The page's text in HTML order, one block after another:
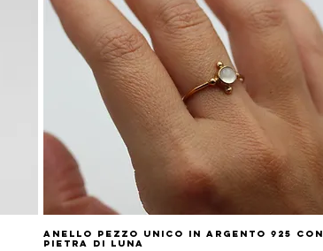
Quick View
Anello pezzo unico in argento 925 con
pietra di luna